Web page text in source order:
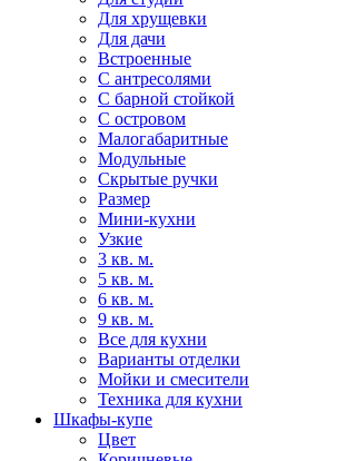
Для хрущевки
Для дачи
Встроенные
С антресолями
С барной стойкой
С островом
Малогабаритные
Модульные
Скрытые ручки
Размер
Мини-кухни
Узкие
3 кв. м.
5 кв. м.
6 кв. м.
9 кв. м.
Все для кухни
Варианты отделки
Мойки и смесители
Техника для кухни
Шкафы-купе
Цвет